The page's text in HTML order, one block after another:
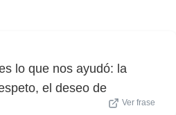
lo que nos ayudó: la
el deseo de
Ver frase